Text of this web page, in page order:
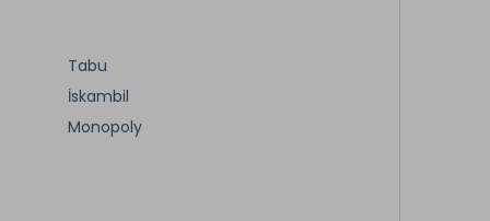
ve gevşeyebilirsiniz. Ayrıca,
konaklamanızın daha da konforlu
konaklamanız boyunca unutulmaz anılar
Tabu
İskambil
Monopoly